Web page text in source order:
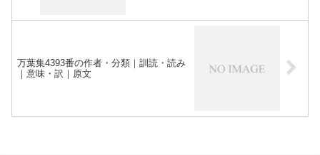
万葉集4393番の作者・分類｜訓読・読み
｜意味・訳｜原文